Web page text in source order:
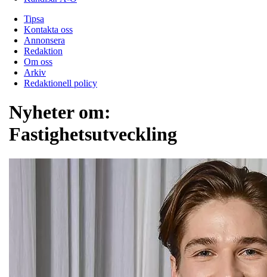
Tipsa
Kontakta oss
Annonsera
Redaktion
Om oss
Arkiv
Redaktionell policy
Nyheter om:
Fastighetsutveckling